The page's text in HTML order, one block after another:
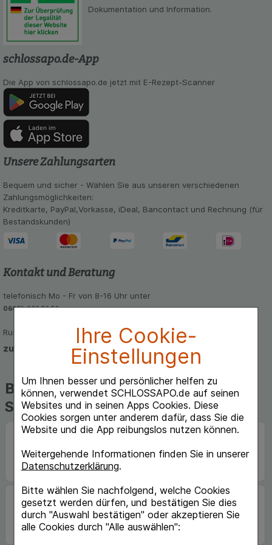
Ihre Cookie-
Einstellungen
Um Ihnen besser und persönlicher helfen zu
können, verwendet SCHLOSSAPO.de auf seinen
Websites und in seinen Apps Cookies. Diese
Cookies sorgen unter anderem dafür, dass Sie die
Website und die App reibungslos nutzen können.
Weitergehende Informationen finden Sie in unserer
Datenschutzerklärung.
Bitte wählen Sie nachfolgend, welche Cookies
gesetzt werden dürfen, und bestätigen Sie dies
durch "Auswahl bestätigen" oder akzeptieren Sie
alle Cookies durch "Alle auswählen":
Dokumentation und Information.
schlossapo.de-App
Die App von schlossapo.de jetzt mit E-Rezept-Scanner
Unsere Zahlungsarten
Bequem und sicher - Wählen Sie aus unseren verschiedenen
Zahlungsmöglichkeiten:
Kreditkarte, PayPal,Vorkasse, iDeal, Bancontact und Rechnung (für
Bestandskunden)
Kontakt und Beratung
telefonisch Mo - Fr von 8-16 Uhr unter
06851-939 56 56
Rund um die Uhr per E-Mail
zum Kontaktformular
Beliebte Marken auf
Schlossapo.de